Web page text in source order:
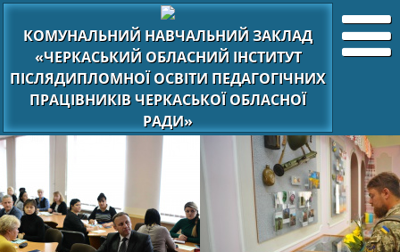
КОМУНАЛЬНИЙ НАВЧАЛЬНИЙ ЗАКЛАД
«ЧЕРКАСЬКИЙ ОБЛАСНИЙ ІНСТИТУТ
ПІСЛЯДИПЛОМНОЇ ОСВІТИ ПЕДАГОГІЧНИХ
ПРАЦІВНИКІВ ЧЕРКАСЬКОЇ ОБЛАСНОЇ
РАДИ»